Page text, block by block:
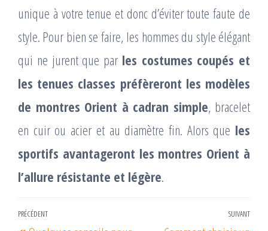
unique à votre tenue et donc d’éviter toute faute de
style. Pour bien se faire, les hommes du style élégant
qui ne jurent que par les costumes coupés et
les tenues classes préfèreront les modèles
de montres Orient à cadran simple, bracelet
en cuir ou acier et au diamètre fin. Alors que les
sportifs avantageront les montres Orient à
l’allure résistante et légère.
Navigation
Article
PRÉCÉDENT SUIVANT